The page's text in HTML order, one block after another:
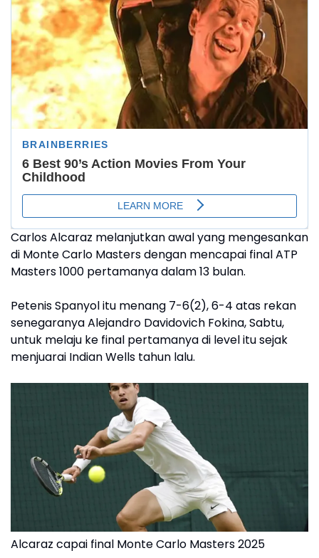
Carlos Alcaraz melanjutkan awal yang mengesankan
di Monte Carlo Masters dengan mencapai final ATP
Masters 1000 pertamanya dalam 13 bulan.
Petenis Spanyol itu menang 7-6(2), 6-4 atas rekan
senegaranya Alejandro Davidovich Fokina, Sabtu,
untuk melaju ke final pertamanya di level itu sejak
menjuarai Indian Wells tahun lalu.
Alcaraz capai final Monte Carlo Masters 2025